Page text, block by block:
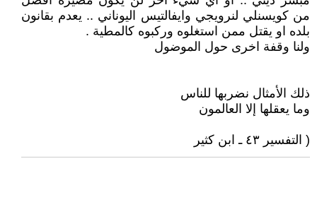
من كويسنلي لنرويجي وايفالتيس اليوناني .. يعدم بقانون
بلده او يقتل ممن استغلوه وركبوه كالمطية .
ولنا وقفة اخرى حول الموضول
ذلك الأمثال نضربها للناس
وما يعقلها إلا العالمون
( التفسير ٤٣ ـ ابن كثير